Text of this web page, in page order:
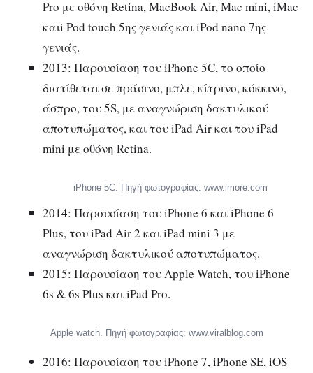
Pro με οθόνη Retina, MacBook Air, Mac mini, iMac
καιi Pod touch 5ης γενιάς και iPod nano 7ης
γενιάς.
2013: Παρουσίαση του iPhone 5C, το οποίο
διατίθεται σε πράσινο, μπλε, κίτρινο, κόκκινο,
άσπρο, του 5S, με αναγνώριση δακτυλικού
αποτυπώματος, και του iPad Air και του iPad
mini με οθόνη Retina.
iPhone 5C. Πηγή φωτογραφίας: www.imore.com
2014: Παρουσίαση του iPhone 6 και iPhone 6
Plus, του iPad Air 2 και iPad mini 3 με
αναγνώριση δακτυλικού αποτυπώματος.
2015: Παρουσίαση του Apple Watch, του iPhone
6s & 6s Plus και iPad Pro.
Apple watch. Πηγή φωτογραφίας: www.viralblog.com
2016: Παρουσίαση του iPhone 7, iPhone SE, iOS